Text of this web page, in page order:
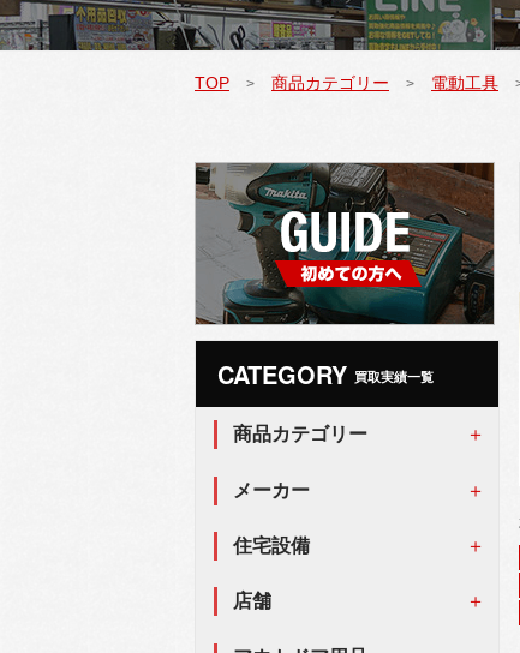
TOP > 商品カテゴリー > 電動工具
CATEGORY 買取実績一覧
商品カテゴリー
メーカー
住宅設備
店舗